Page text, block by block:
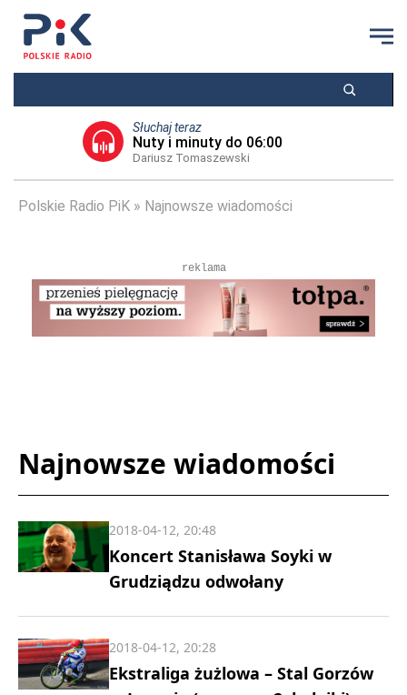
Słuchaj teraz
Nuty i minuty do 06:00
Dariusz Tomaszewski
Polskie Radio PiK Najnowsze wiadomości
reklama
Najnowsze wiadomości
Koncert Stanisława Soyki w
Grudziądzu odwołany
2018-04-12, 20:48
Ekstraliga żużlowa – Stal Gorzów
2018-04-12, 20:28